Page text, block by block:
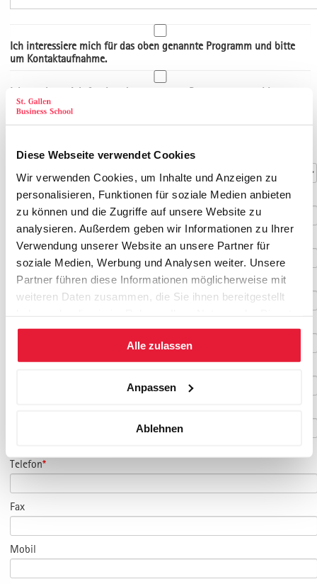
Diese Webseite verwendet Cookies
Wir verwenden Cookies, um Inhalte und Anzeigen zu
personalisieren, Funktionen für soziale Medien anbieten
zu können und die Zugriffe auf unsere Website zu
analysieren. Außerdem geben wir Informationen zu Ihrer
Verwendung unserer Website an unsere Partner für
soziale Medien, Werbung und Analysen weiter. Unsere
Partner führen diese Informationen möglicherweise mit
weiteren Daten zusammen, die Sie ihnen bereitgestellt
gesammelt haben.
Alle zulassen
Anpassen
Ablehnen
Ich interessiere mich für das oben genannte Programm und bitte
um Kontaktaufnahme.
Ich möchte mich für das oben genannte Programm anmelden.
Anrede*
Titel
Vorname
Nachname*
E-Mail*
Telefon*
Fax
Mobil